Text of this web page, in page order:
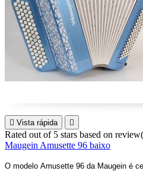
 Vista rápida 
Rated out of 5 stars based on
Maugein Amusette 96 baixo
O modelo Amusette 96 da Maugein é